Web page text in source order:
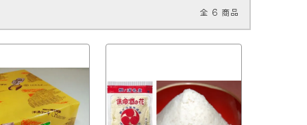
全 6 商品